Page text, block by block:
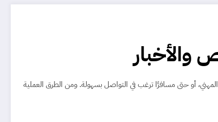
والأخبار
أو حتى مسافرًا ترغب في التواصل بسهولة. ومن الطرق العملية